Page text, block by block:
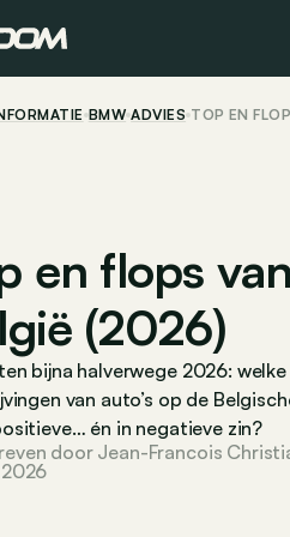
BMW ADVIES TOP EN
en flops
(2026)
bijna halverwege 2026:
van auto’s op de
én in negatieve zin?
door Jean-Francois